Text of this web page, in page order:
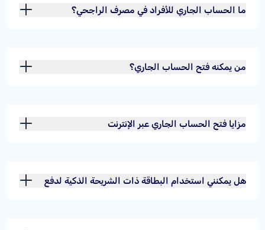
ما الحساب الجاري للأفراد في مصرف الراجحي؟
من يمكنه فتح الحساب الجاري؟
مزايا فتح الحساب الجاري عبر الإنترنت
هل يمكنني استخدام البطاقة ذات الشريحة الذكية لدفع